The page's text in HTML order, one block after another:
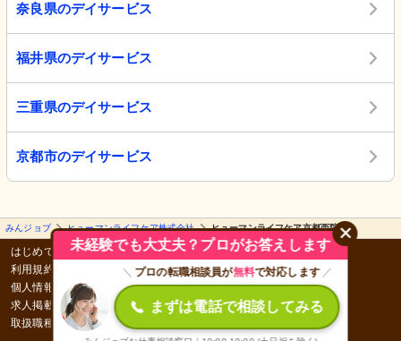
奈良県のデイサービス
福井県のデイサービス
三重県のデイサービス
京都市のデイサービス
みんジョブ ヒューマンライフケア株式会社 ヒューマンライフケア京都西院
未経験でも大丈夫？プロがお答えします
＼ プロの転職相談員が無料で対応します ／
まずは電話で相談してみる
はじめての方へ
利用規約
個人情報保護方針
求人掲載のご案内
取扱職種の範囲等に関する明示
みんなの介護
運営会社
採用情報
コンテンツポリシー